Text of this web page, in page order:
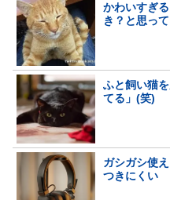
かわいすぎ
き？と思っ
ふと飼い猫
てる」(笑)
ガシガシ使
つきにくい